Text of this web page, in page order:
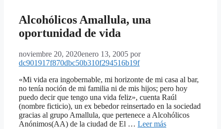
Alcohólicos Amallula, una
oportunidad de vida
noviembre 20, 2020enero 13, 2005 por
dc901917f870dbc50b310f294516b19f
«Mi vida era ingobernable, mi horizonte de mi casa al bar,
no tenía noción de mi familia ni de mis hijos; pero hoy
puedo decir que tengo una vida feliz», cuenta Raúl
(nombre ficticio), un ex bebedor reinsertado en la sociedad
gracias al grupo Amallula, que pertenece a Alcohólicos
Anónimos(AA) de la ciudad de El … Leer más